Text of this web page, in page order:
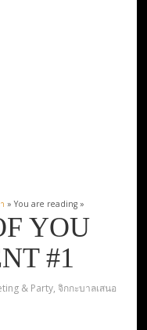
» You are reading »
YOU
#1
& Party, จิกกะบาลเสนอ